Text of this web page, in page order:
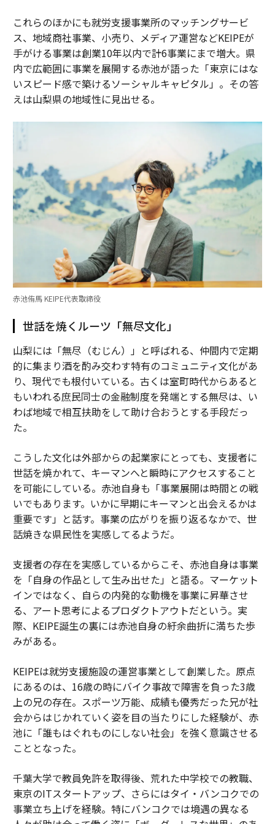
これらのほかにも就労支援事業所のマッチングサービ
ス、地域商社事業、小売り、メディア運営などKEIPEが
手がける事業は創業10年以内で計6事業にまで増大。県
内で広範囲に事業を展開する赤池が語った「東京にはな
いスピード感で築けるソーシャルキャピタル」。その答
えは山梨県の地域性に見出せる。
赤池侑馬 KEIPE代表取締役
世話を焼くルーツ「無尽文化」
山梨には「無尽（むじん）」と呼ばれる、仲間内で定期
的に集まり酒を酌み交わす特有のコミュニティ文化があ
り、現代でも根付いている。古くは室町時代からあると
もいわれる庶民同士の金融制度を発端とする無尽は、い
わば地域で相互扶助をして助け合おうとする手段だっ
た。
こうした文化は外部からの起業家にとっても、支援者に
世話を焼かれて、キーマンへと瞬時にアクセスすること
を可能にしている。赤池自身も「事業展開は時間との戦
いでもあります。いかに早期にキーマンと出会えるかは
重要です」と話す。事業の広がりを振り返るなかで、世
話焼きな県民性を実感してるようだ。
支援者の存在を実感しているからこそ、赤池自身は事業
を「自身の作品として生み出せた」と語る。マーケット
インではなく、自らの内発的な動機を事業に昇華させ
る、アート思考によるプロダクトアウトだという。実
際、KEIPE誕生の裏には赤池自身の紆余曲折に満ちた歩
みがある。
KEIPEは就労支援施設の運営事業として創業した。原点
にあるのは、16歳の時にバイク事故で障害を負った3歳
上の兄の存在。スポーツ万能、成績も優秀だった兄が社
会からはじかれていく姿を目の当たりにした経験が、赤
池に「誰もはぐれものにしない社会」を強く意識させる
こととなった。
千葉大学で教員免許を取得後、荒れた中学校での教職、
東京のITスタートアップ、さらにはタイ・バンコクでの
事業立ち上げを経験。特にバンコクでは境遇の異なる